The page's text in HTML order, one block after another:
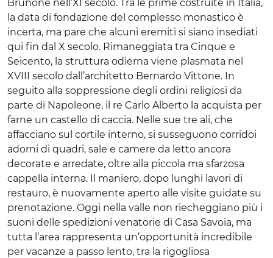
Brunone nell’XI secolo. Tra le prime costruite in Italia,
la data di fondazione del complesso monastico è
incerta, ma pare che alcuni eremiti si siano insediati
qui fin dal X secolo. Rimaneggiata tra Cinque e
Seicento, la struttura odierna viene plasmata nel
XVIII secolo dall’architetto Bernardo Vittone. In
seguito alla soppressione degli ordini religiosi da
parte di Napoleone, il re Carlo Alberto la acquista per
farne un castello di caccia. Nelle sue tre ali, che
affacciano sul cortile interno, si susseguono corridoi
adorni di quadri, sale e camere da letto ancora
decorate e arredate, oltre alla piccola ma sfarzosa
cappella interna. Il maniero, dopo lunghi lavori di
restauro, è nuovamente aperto alle visite guidate su
prenotazione. Oggi nella valle non riecheggiano più i
suoni delle spedizioni venatorie di Casa Savoia, ma
tutta l’area rappresenta un’opportunità incredibile
per vacanze a passo lento, tra la rigogliosa